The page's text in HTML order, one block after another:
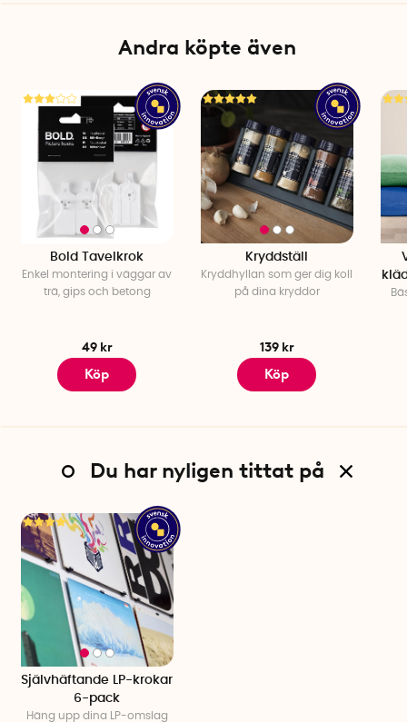
Andra köpte även
Bold Tavelkrok
Enkel montering i väggar av
trä, gips och betong
49 kr
Köp
Kryddställ
Kryddhyllan som ger dig koll
på dina kryddor
139 kr
Köp
Du har nyligen tittat på
Självhäftande LP-krokar
6-pack
Häng upp dina LP-omslag